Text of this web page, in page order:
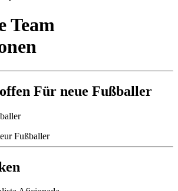
Team
offen Für neue Fußballer